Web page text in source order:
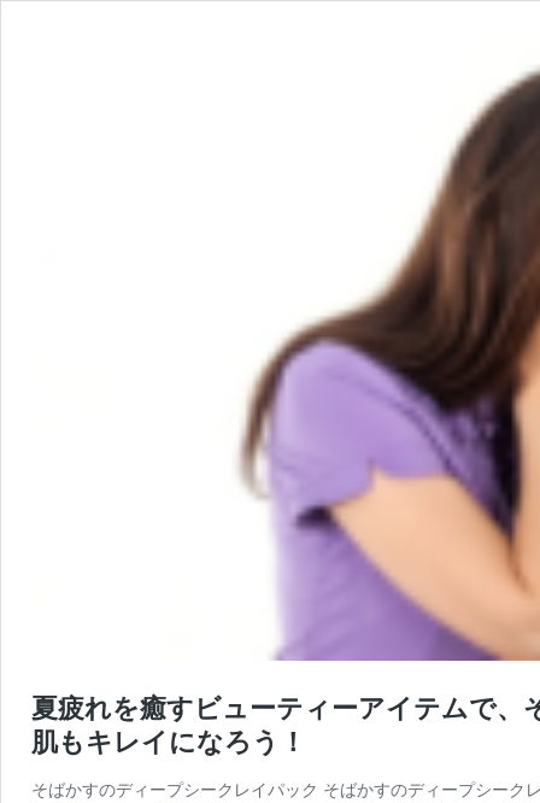
夏疲れを癒すビューティーアイテムで
肌もキレイになろう！
そばかすのディープシークレイパック そばかすのディープシー